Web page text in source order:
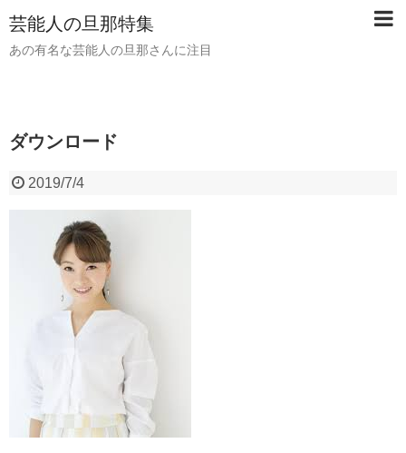
芸能人の旦那特集
あの有名な芸能人の旦那さんに注目
ダウンロード
2019/7/4